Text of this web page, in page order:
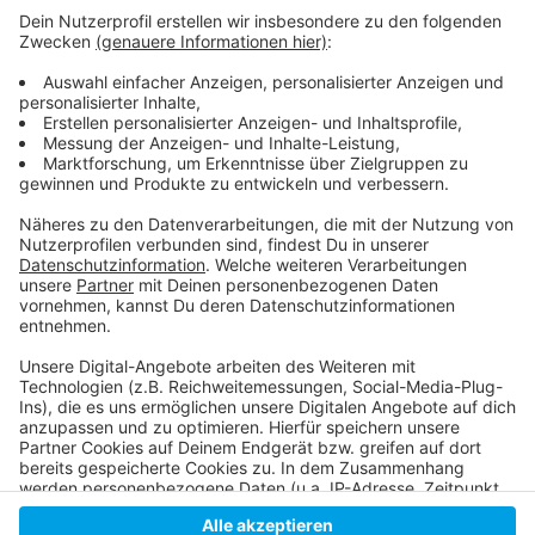
Wie wird euer Jahresstart 2024? Macht euch keine
Sorgen, alles wird gut! Auf rauer See braucht man
einen erfahrenen Kapitän, der einen in den sicheren
Hafen der guten Laune schippert. Atzes Mantra für ein
glückliches Leben: "Lass' mich mal machen." Also volle
Kraft voraus und viel Spaß bei Atze Schröders
Kaltstart 24.
Anzeige
Anzeige